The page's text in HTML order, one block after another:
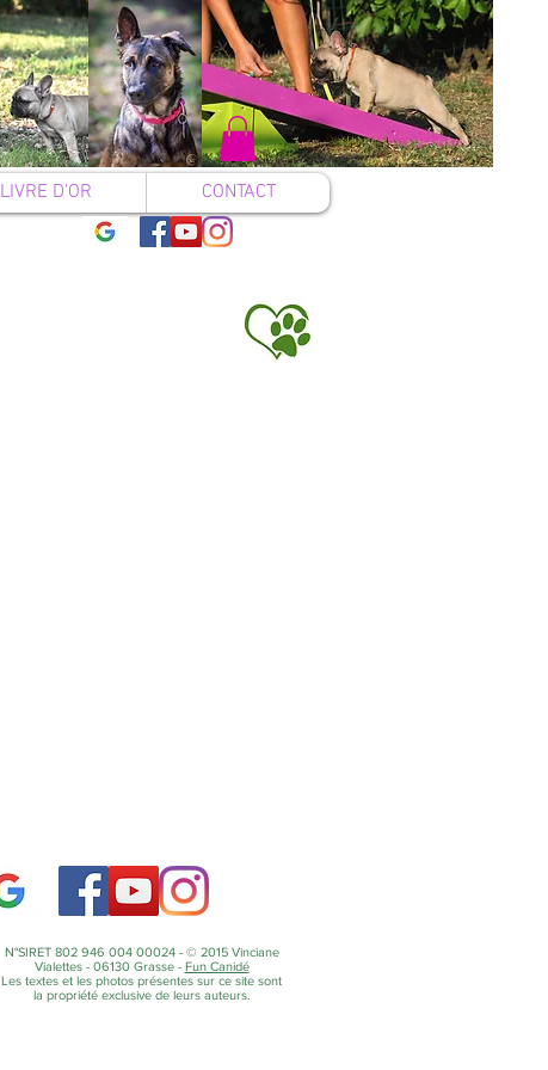
LIVRE D'OR CONTACT
N°SIRET 802 946 004 00024 - © 2015 Vinciane
Vialettes - 06130 Grasse - Fun Canidé
Les textes et les photos présentes sur ce site sont
la propriété exclusive de leurs auteurs.